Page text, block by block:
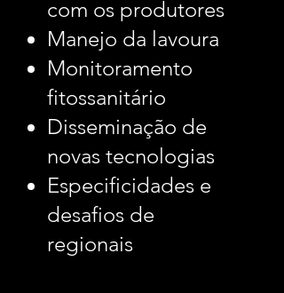
com os produtores
Manejo da lavoura
Monitoramento
fitossanitário
Disseminação de
novas tecnologias
Especificidades e
desafios de
regionais